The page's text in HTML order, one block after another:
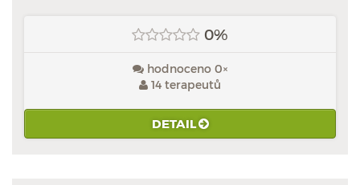
0%
hodnoceno 0×
14 terapeutů
DETAIL